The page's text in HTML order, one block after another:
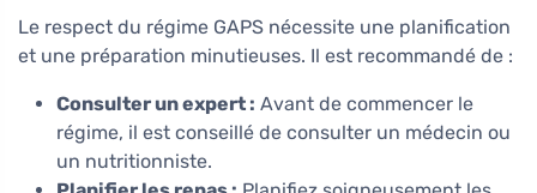
Le respect du régime GAPS nécessite une planification
et une préparation minutieuses. Il est recommandé de :
Consulter un expert : Avant de commencer le
régime, il est conseillé de consulter un médecin ou
un nutritionniste.